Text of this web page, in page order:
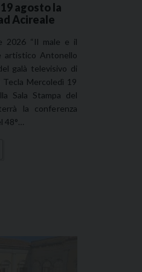
agosto la
Acireale
2026 “Il male e il
artistico Antonello
galà televisivo di
Mercoledì 19
Sala Stampa del
la conferenza
48°…